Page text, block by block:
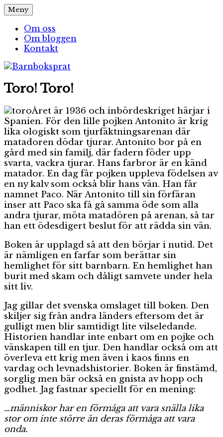
Hoppa
till
innehåll
Barnboksprat
– en blogg om barnböcker
Meny
Om oss
Om bloggen
Kontakt
Toro! Toro!
Året är 1936 och inbördeskriget härjar i
Spanien. För den lille pojken Antonito är krig
lika ologiskt som tjurfäktningsarenan där
matadoren dödar tjurar. Antonito bor på en
gård med sin familj, där fadern föder upp
svarta, vackra tjurar. Hans farbror är en känd
matador. En dag får pojken uppleva födelsen av
en ny kalv som också blir hans vän. Han får
namnet Paco. När Antonito till sin förfäran
inser att Paco ska få gå samma öde som alla
andra tjurar, möta matadören på arenan, så tar
han ett ödesdigert beslut för att rädda sin vän.
Boken är upplagd så att den börjar i nutid. Det
är nämligen en farfar som berättar sin
hemlighet för sitt barnbarn. En hemlighet han
burit med skam och dåligt samvete under hela
sitt liv.
Jag gillar det svenska omslaget till boken. Den
skiljer sig från andra länders eftersom det är
gulligt men blir samtidigt lite vilseledande.
Historien handlar inte enbart om en pojke och
vänskapen till en tjur. Den handlar också om att
överleva ett krig men även i kaos finns en
vardag och levnadshistorier. Boken är finstämd,
sorglig men bär också en gnista av hopp och
godhet. Jag fastnar speciellt för en mening:
…människor har en förmåga att vara snälla lika
stor om inte större än deras förmåga att vara
onda.